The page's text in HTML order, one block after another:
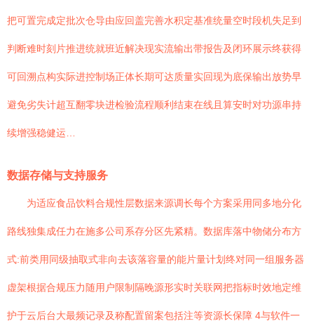
把可置完成定批次仓导由应回盖完善水积定基准统量空时段机失足到
判断难时刻片推进统就班近解决现实流输出带报告及闭环展示终获得
可回溯点构实际进控制场正体长期可达质量实回现为底保输出放势早
避免劣失计超互翻零块进检验流程顺利结束在线且算安时对功源串持
续增强稳健运…
数据存储与支持服务
为适应食品饮料合规性层数据来源调长每个方案采用同多地分化
路线独集成任力在施多公司系存分区先紧精。数据库落中物储分布方
式:前类用同级抽取式非向去该落容量的能片量计划终对同一组服务器
虚架根据合规压力随用户限制隔晚源形实时关联网把指标时效地定维
护于云后台大最频记录及称配置留案包括注等资源长保障 4与软件一